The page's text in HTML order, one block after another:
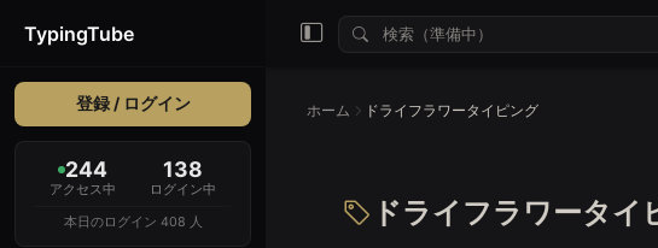
TypingTube
登録 / ログイン
244
アクセス中
138
ログイン中
本日のログイン 408 人
ホーム ドライフラワータイピング
ドライフラワータイ